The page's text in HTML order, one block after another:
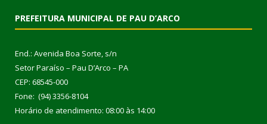
PREFEITURA MUNICIPAL DE PAU D’ARCO
End.: Avenida Boa Sorte, s/n
Setor Paraíso – Pau D’Arco – PA
CEP: 68545-000
Fone: (94) 3356-8104
Horário de atendimento: 08:00 às 14:00